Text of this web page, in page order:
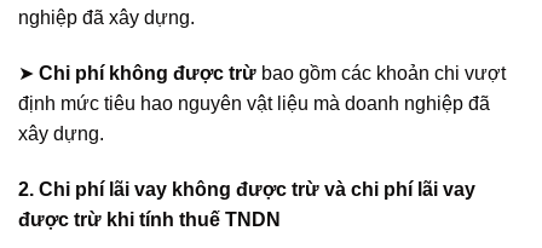
nghiệp đã xây dựng.
➤ Chi phí không được trừ bao gồm các khoản chi vượt
định mức tiêu hao nguyên vật liệu mà doanh nghiệp đã
xây dựng.
2. Chi phí lãi vay không được trừ và chi phí lãi vay
được trừ khi tính thuế TNDN